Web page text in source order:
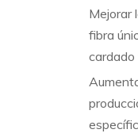
Mejorar
fibra
cardado